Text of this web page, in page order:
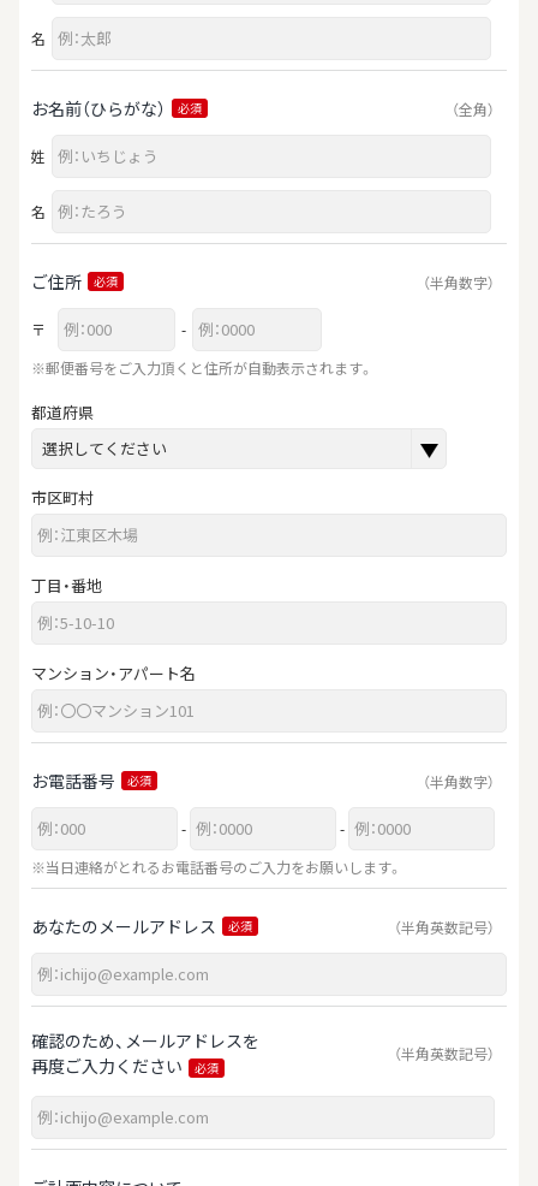
名
お名前（ひらがな） 必須 （全角）
姓
名
ご住所 必須 （半角数字）
〒
-
※郵便番号をご入力頂くと住所が自動表示されます。
都道府県
市区町村
丁目・番地
マンション・アパート名
お電話番号 必須 （半角数字）
-
-
※当日連絡がとれるお電話番号のご入力をお願いします。
あなたのメールアドレス 必須 （半角英数記号）
確認のため、メールアドレスを
再度ご入力ください
必須
（半角英数記号）